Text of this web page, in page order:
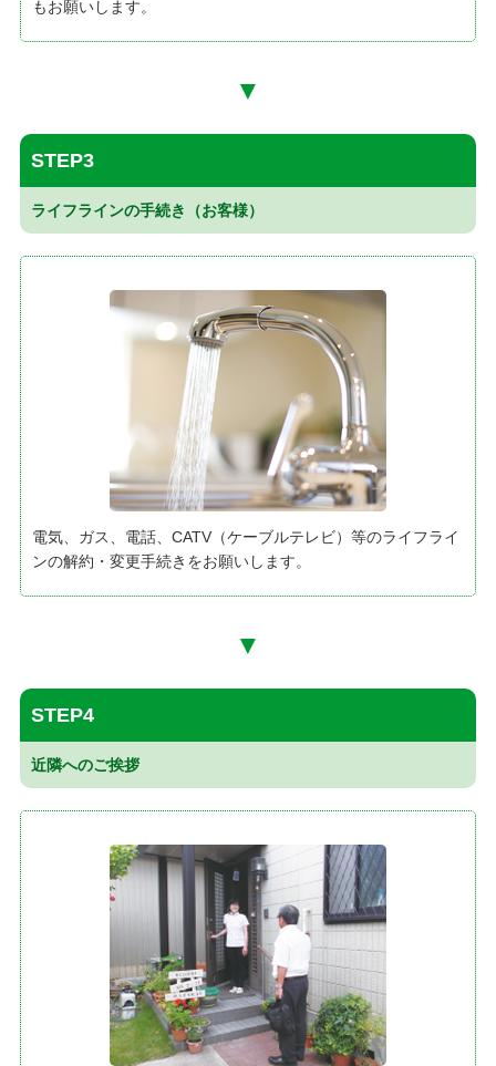
もお願いします。
▼
STEP3
ライフラインの手続き（お客様）
電気、ガス、電話、CATV（ケーブルテレビ）等のライフライ
ンの解約・変更手続きをお願いします。
▼
STEP4
近隣へのご挨拶